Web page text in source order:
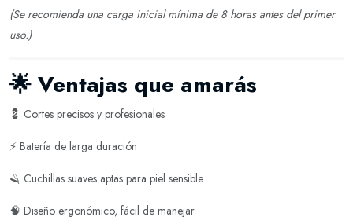
(Se recomienda una carga inicial mínima de 8 horas antes del primer
uso.)
🌟Ventajas que amarás
💈 Cortes precisos y profesionales
⚡ Batería de larga duración
🪒 Cuchillas suaves aptas para piel sensible
🧠 Diseño ergonómico, fácil de manejar